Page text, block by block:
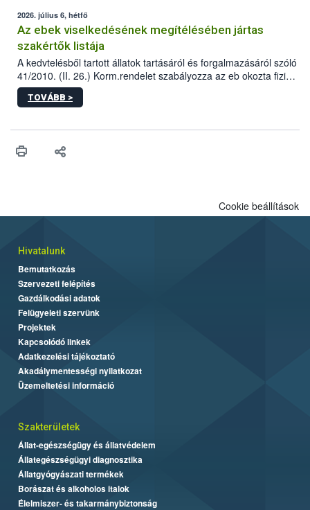
2026. július 6, hétfő
Az ebek viselkedésének megítélésében jártas
szakértők listája
A kedvtelésből tartott állatok tartásáról és forgalmazásáról szóló
41/2010. (II. 26.) Korm.rendelet szabályozza az eb okozta fizikai
sérülés, illetve ennek veszélye keletkezésekor felmerülő
hatósági feladatokat, valamint a veszélyes eb tartását és annak
vonni az ebek viselkedésének megítélésében jártas szakértőt.
TOVÁBB >
Cookie beállítások
Hivatalunk
Bemutatkozás
Szervezeti felépítés
Gazdálkodási adatok
Felügyeleti szervünk
Projektek
Kapcsolódó linkek
Adatkezelési tájékoztató
Akadálymentességi nyilatkozat
Üzemeltetési információ
Szakterületek
Állat-egészségügy és állatvédelem
Állategészségügyi diagnosztika
Állatgyógyászati termékek
Borászat és alkoholos italok
Élelmiszer- és takarmánybiztonság